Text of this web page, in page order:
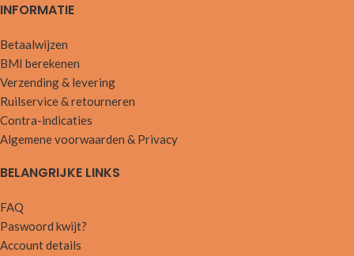
INFORMATIE
Betaalwijzen
BMI berekenen
Verzending & levering
Ruilservice & retourneren
Contra-indicaties
Algemene voorwaarden & Privacy
BELANGRIJKE LINKS
FAQ
Paswoord kwijt?
Account details